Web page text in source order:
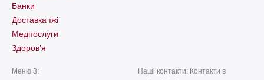
Банки
Доставка їжі
Медпослуги
Здоров’я
Меню 3:
Наші контакти: Контакти в